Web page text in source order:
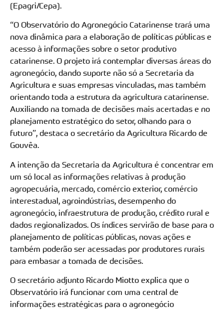
(Epagri/Cepa).
“O Observatório do Agronegócio Catarinense trará uma
nova dinâmica para a elaboração de políticas públicas e
acesso à informações sobre o setor produtivo
catarinense. O projeto irá contemplar diversas áreas do
agronegócio, dando suporte não só a Secretaria da
Agricultura e suas empresas vinculadas, mas também
orientando toda a estrutura da agricultura catarinense.
Auxiliando na tomada de decisões mais acertadas e no
planejamento estratégico do setor, olhando para o
futuro”, destaca o secretário da Agricultura Ricardo de
Gouvêa.
A intenção da Secretaria da Agricultura é concentrar em
um só local as informações relativas à produção
agropecuária, mercado, comércio exterior, comércio
interestadual, agroindústrias, desempenho do
agronegócio, infraestrutura de produção, crédito rural e
dados regionalizados. Os índices servirão de base para o
planejamento de políticas públicas, novas ações e
também poderão ser acessadas por produtores rurais
para embasar a tomada de decisões.
O secretário adjunto Ricardo Miotto explica que o
Observatório irá funcionar com uma central de
informações estratégicas para o agronegócio